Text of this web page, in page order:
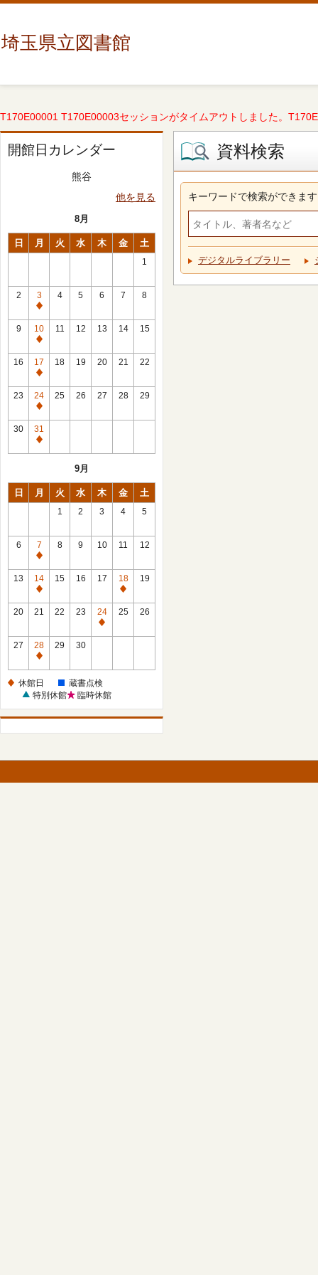
埼玉県立図書館
T170E00001 T170E00003セッションがタイムアウトしました。
開館日カレンダー
熊谷
他を見る
8月
日 月 火 水 木 金 土
1
2
3
休
館
日
4 5 6 7 8
9
10
休
館
日
11 12 13 14 15
16
17
休
館
日
18 19 20 21 22
23
24
休
館
日
25 26 27 28 29
30
31
休
9月
日 月 火 水 木 金 土
1 2 3 4 5
6
7
休
館
日
8 9 10 11 12
13
14
休
館
15 16 17
18
休
館
19
20 21 22 23
24
休
25 26
27
28
休
日
29 30
休館日
蔵書点検
特別休館
臨時休館
資料検索
キーワードで検索ができます
デジタルライブラリー